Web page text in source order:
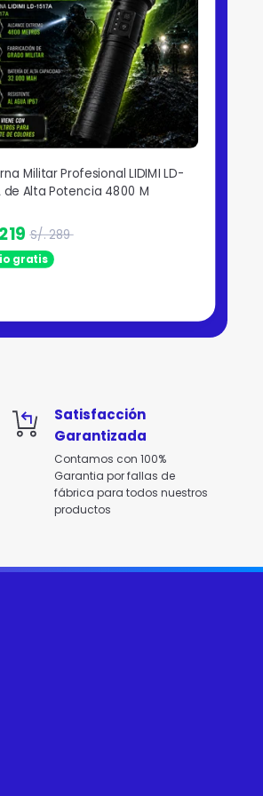
Militar Profesional LIDIMI LD-
de Alta Potencia 4800 M
S/. 289
gratis
Satisfacción
Garantizada
Contamos con 100%
Garantia por fallas de
fábrica para todos nuestros
productos